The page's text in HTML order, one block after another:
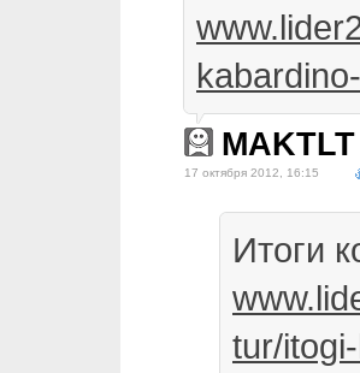
MAKTLT
17 октября 2012, 16:15
Итоги
tur/